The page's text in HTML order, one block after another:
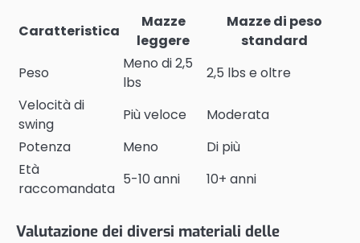
Caratteristica
Mazze
leggere
Mazze di peso
standard
Peso
Meno di 2,5
lbs
2,5 lbs e oltre
Velocità di
swing
Più veloce
Moderata
Potenza
Meno
Di più
Età
raccomandata
5-10 anni 10+ anni
Valutazione dei diversi materiali delle